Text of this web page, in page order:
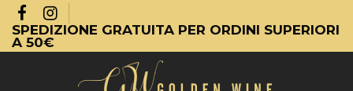
SPEDIZIONE GRATUITA PER ORDINI SUPERIORI
A 50€